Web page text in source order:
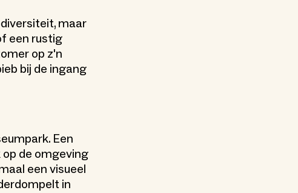
maar
een rustig
op z'n
bij de ingang
Een
de omgeving
een visueel
in